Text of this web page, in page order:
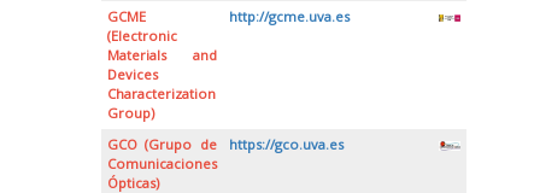
GCME
(Electronic
Materials and
Devices
Characterization
Group)
http://gcme.uva.es
GCO (Grupo de
Comunicaciones
Ópticas)
https://gco.uva.es